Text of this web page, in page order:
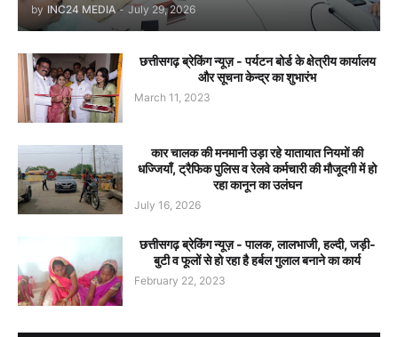
by INC24 MEDIA - July 29, 2026
छत्तीसगढ़ ब्रेकिंग न्यूज़ - पर्यटन बोर्ड के क्षेत्रीय कार्यालय
और सूचना केन्द्र का शुभारंभ
March 11, 2023
कार चालक की मनमानी उड़ा रहे यातायात नियमों की
धज्जियाँ, ट्रैफिक पुलिस व रेलवे कर्मचारी की मौजूदगी में हो
रहा कानून का उलंघन
July 16, 2026
छत्तीसगढ़ ब्रेकिंग न्यूज़ - पालक, लालभाजी, हल्दी, जड़ी-
बुटी व फूलों से हो रहा है हर्बल गुलाल बनाने का कार्य
February 22, 2023